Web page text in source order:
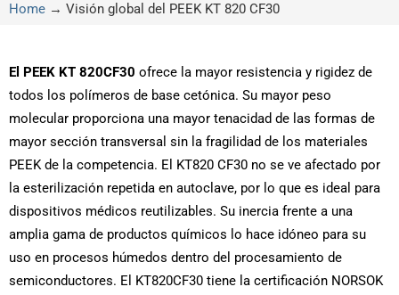
Home → Visión global del PEEK KT 820 CF30
El PEEK KT 820CF30 ofrece la mayor resistencia y rigidez de
todos los polímeros de base cetónica. Su mayor peso
molecular proporciona una mayor tenacidad de las formas de
mayor sección transversal sin la fragilidad de los materiales
PEEK de la competencia. El KT820 CF30 no se ve afectado por
la esterilización repetida en autoclave, por lo que es ideal para
dispositivos médicos reutilizables. Su inercia frente a una
amplia gama de productos químicos lo hace idóneo para su
uso en procesos húmedos dentro del procesamiento de
semiconductores. El KT820CF30 tiene la certificación NORSOK